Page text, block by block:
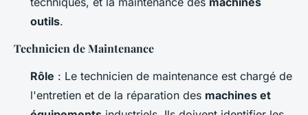
outils.
Technicien de Maintenance
Rôle : Le technicien de maintenance est chargé de
l'entretien et de la réparation des machines et